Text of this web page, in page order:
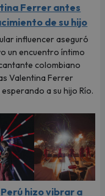
Ferrer antes
de su hijo
influencer aseguró
un encuentro íntimo
colombiano
Valentina Ferrer
a su hijo Río.
hizo vibrar a